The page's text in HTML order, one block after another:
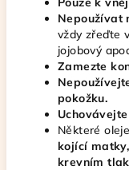
Nepoužívat
vždy zřeďte
jojobový
Zamezte
pokožku.
Některé
kojící
krevním